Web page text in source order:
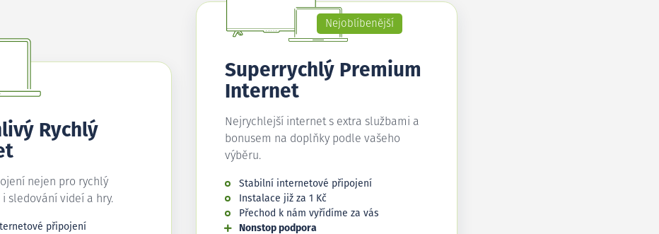
Rychlý
nejen pro rychlý
sledování videí a hry.
připojení
Nejoblíbenější
Superrychlý Premium
Internet
Nejrychlejší internet s extra službami a
bonusem na doplňky podle vašeho
výběru.
Stabilní internetové připojení
Instalace již za 1 Kč
Přechod k nám vyřídíme za vás
Nonstop podpora